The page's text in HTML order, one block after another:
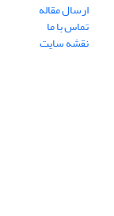
ارسال مقاله
تماس با ما
نقشه سایت